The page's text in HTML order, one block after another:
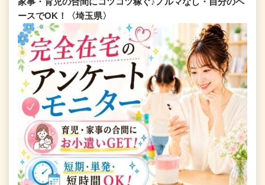
ースでOK！〈埼玉県〉